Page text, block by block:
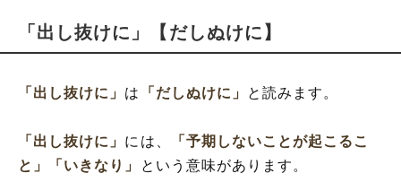
「出し抜けに」【だしぬけに】
「出し抜けに」 は 「だしぬけに」 と読みます。
「出し抜けに」 には、
「予期しないことが起こるこ
と」
「いきなり」 という意味があります。